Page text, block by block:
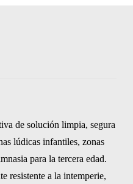
de solución limpia, segura
lúdicas infantiles, zonas
para la tercera edad.
resistente a la intemperie,